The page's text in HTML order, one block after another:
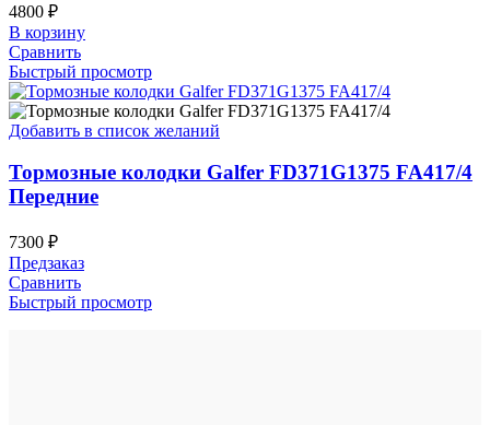
4800 ₽
В корзину
Сравнить
Быстрый просмотр
Добавить в список желаний
Тормозные колодки Galfer FD371G1375 FA417/4
Передние
7300 ₽
Предзаказ
Сравнить
Быстрый просмотр